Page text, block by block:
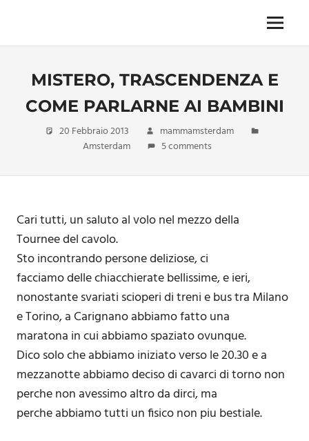
content
imprescindibile,
inevitabile
da
nuova
confezione
migliorata
Menu
MISTERO, TRASCENDENZA E
COME PARLARNE AI BAMBINI
20 Febbraio 2013
mammamsterdam
Amsterdam
5 comments
Cari tutti, un saluto al volo nel mezzo della
Tournee del cavolo.
Sto incontrando persone deliziose, ci
facciamo delle chiacchierate bellissime, e ieri,
nonostante svariati scioperi di treni e bus tra Milano
e Torino, a Carignano abbiamo fatto una
maratona in cui abbiamo spaziato ovunque.
Dico solo che abbiamo iniziato verso le 20.30 e a
mezzanotte abbiamo deciso di cavarci di torno non
perche non avessimo altro da dirci, ma
perche abbiamo tutti un fisico non piu bestiale.